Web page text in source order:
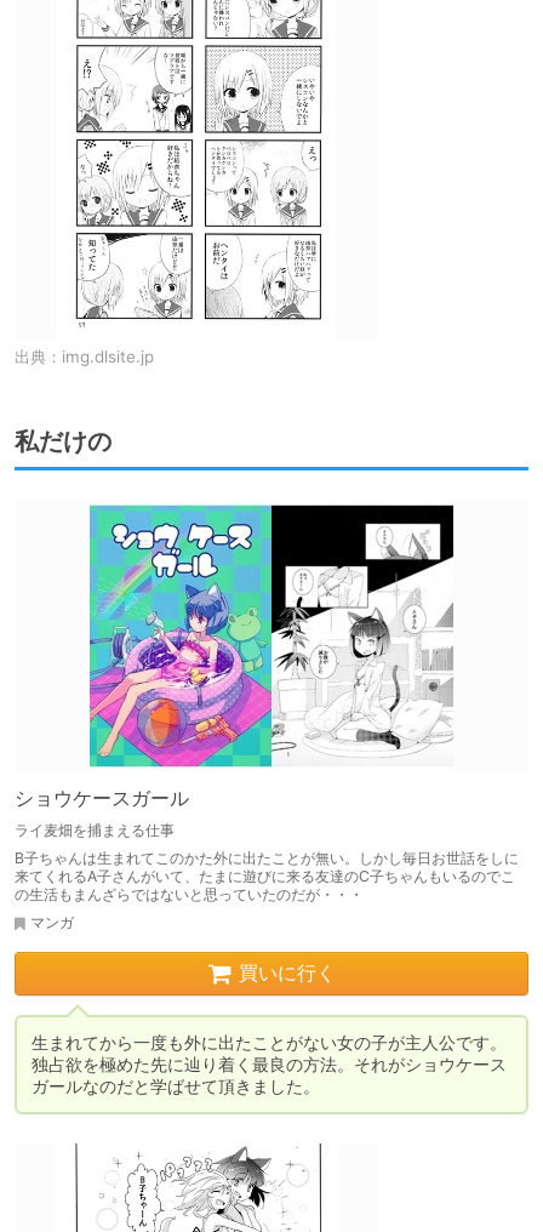
出典： img.dlsite.jp
私だけの
ショウケースガール
ライ麦畑を捕まえる仕事
B子ちゃんは生まれてこのかた外に出たことが無い。しかし毎日お世話をしに
来てくれるA子さんがいて、たまに遊びに来る友達のC子ちゃんもいるのでこ
の生活もまんざらではないと思っていたのだが・・・
マンガ
買いに行く
生まれてから一度も外に出たことがない女の子が主人公です。
独占欲を極めた先に辿り着く最良の方法。それがショウケース
ガールなのだと学ばせて頂きました。